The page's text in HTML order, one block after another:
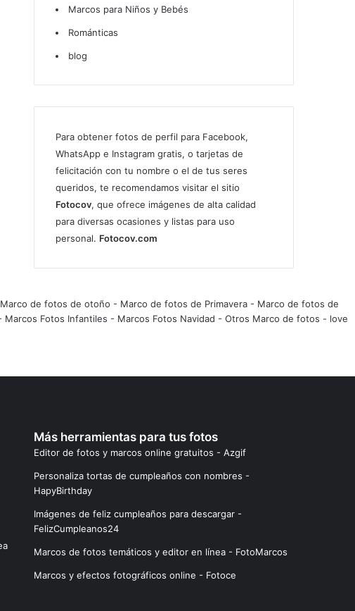
Marcos para Niños y Bebés
Románticas
blog
Para obtener fotos de perfil para Facebook,
WhatsApp e Instagram gratis, o tarjetas de
felicitación con tu nombre o el de tus seres
queridos, te recomendamos visitar el sitio
Fotocov, que ofrece imágenes de alta calidad
para diversas ocasiones y listas para uso
personal. Fotocov.com
Marco de fotos de otoño - Marco de fotos de Primavera - Marco de fotos de
Marcos Fotos Infantiles - Marcos Fotos Navidad - Otros Marco de fotos - love
Más herramientas para tus fotos
Editor de fotos y marcos online gratuitos - Azgif
Personaliza tortas de cumpleaños con nombres -
HapyBirthday
Imágenes de feliz cumpleaños para descargar -
FelizCumpleanos24
Marcos de fotos temáticos y editor en línea - FotoMarcos
Marcos y efectos fotográficos online - Fotoce